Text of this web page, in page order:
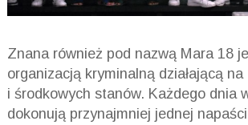
Znana również pod nazwą Mara 18
organizacją kryminalną działającą
i środkowych stanów. Każdego dnia
dokonują przynajmniej jednej